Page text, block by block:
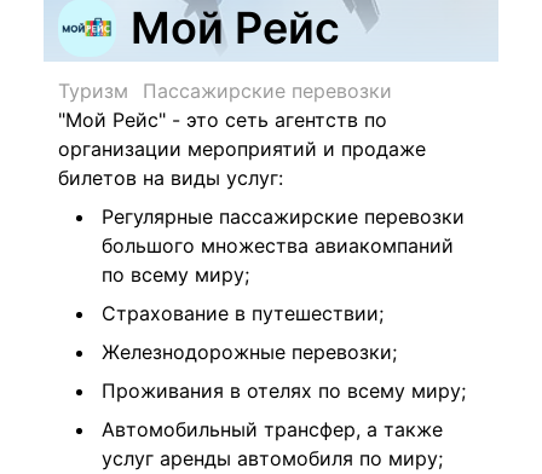
Мой Рейс
Туризм
Пассажирские перевозки
"Мой Рейс" - это сеть агентств по
организации мероприятий и продаже
билетов на виды услуг:
Регулярные пассажирские перевозки
большого множества авиакомпаний
по всему миру;
Страхование в путешествии;
Железнодорожные перевозки;
Проживания в отелях по всему миру;
Автомобильный трансфер, а также
услуг аренды автомобиля по миру;